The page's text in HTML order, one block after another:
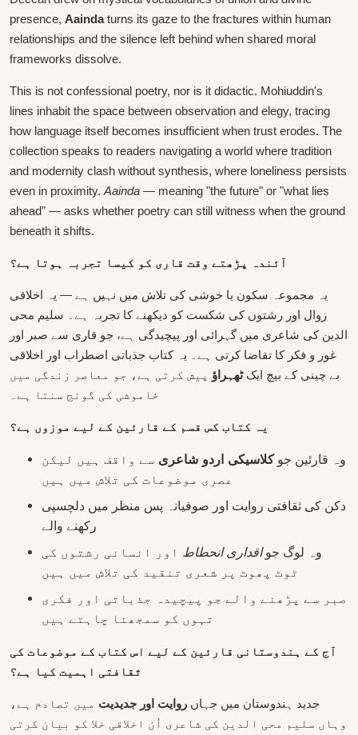
presence, Aaindaturns its gaze to the fractures within human
relationships and the silence left behind when shared moral
frameworks dissolve.
This is not confessional poetry, nor is it didactic. Mohiuddin's
lines inhabit the space between observation and elegy, tracing
how language itself becomes insufficient when trust erodes. The
collection speaks to readers navigating a world where tradition
and modernity clash without synthesis, where loneliness persists
even in proximity. Aainda — meaning "the future" or "what lies
ahead" — asks whether poetry can still witness when the ground
beneath it shifts.
آئندہ پڑھتے وقت قاری کو کیسا تجربہ ہوتا ہے؟
یہ مجموعہ سکون یا خوشی کی تلاش میں نہیں ہے — یہ اخلاقی
زوال اور رشتوں کی شکست کو دیکھنے کا تجربہ ہے۔ سلیم محی
الدین کی شاعری میں گہرائی اور پیچیدگی ہے، جو قاری سے صبر اور
غور و فکر کا تقاضا کرتی ہے۔ یہ کتاب جذباتی اضطراب اور اخلاقی
بے چینی کے بیچ ایکٹھہراؤ پیش کرتی ہے، جو معاصر زندگی میں
خاموشی کی گونج سنتا ہے۔
یہ کتاب کس قسم کے قارئین کے لیے موزوں ہے؟
وہ قارئین جوکلاسیکی اردو شاعری سے واقف ہیں لیکن
عصری موضوعات کی تلاش میں ہیں
دکن کی ثقافتی روایت اور صوفیانہ پس منظر میں دلچسپی
رکھنے والے
وہ لوگ جواقداری انحطاط اور انسانی رشتوں کی
ٹوٹ پھوٹ پر شعری تنقید کی تلاش میں ہیں
صبر سے پڑھنے والے جو پیچیدہ جذباتی اور فکری
تہوں کو سمجھنا چاہتے ہیں
آج کے ہندوستانی قارئین کے لیے اس کتاب کے موضوعات کی
ثقافتی اہمیت کیا ہے؟
جدید ہندوستان میں جہاں روایت اور جدیدیت میں تصادم ہے،
وہاں سلیم محی الدین کی شاعری اُن اخلاقی خلا کو بیان کرتی